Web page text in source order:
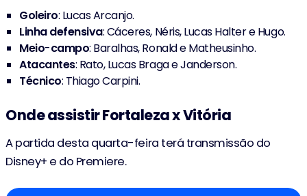
Goleiro: Lucas Arcanjo.
Linha defensiva: Cáceres, Néris, Lucas Halter e Hugo.
Meio-campo: Baralhas, Ronald e Matheusinho.
Atacantes: Rato, Lucas Braga e Janderson.
Técnico: Thiago Carpini.
Onde assistir Fortaleza x Vitória
A partida desta quarta-feira terá transmissão do
Disney+ e do Premiere.